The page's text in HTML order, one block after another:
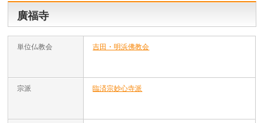
廣福寺
単位仏教会 吉田・明浜佛教会
宗派 臨済宗妙心寺派